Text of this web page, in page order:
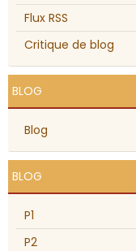
Flux RSS
Critique de blog
BLOG
Blog
BLOG
P1
P2